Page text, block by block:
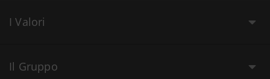
I Valori
Il Gruppo